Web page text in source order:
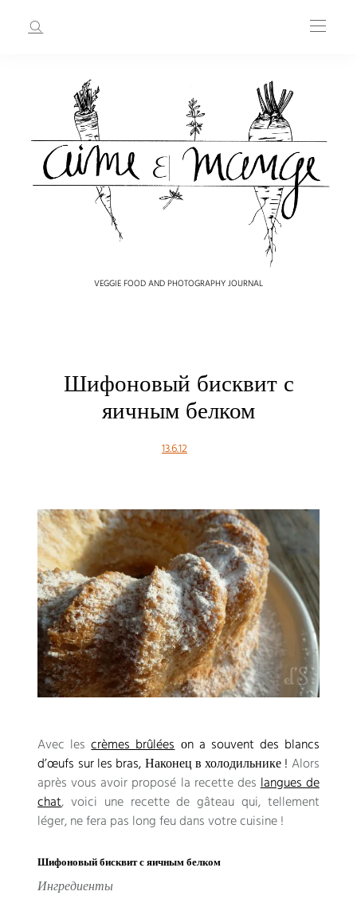
VEGGIE FOOD AND PHOTOGRAPHY JOURNAL
Шифоновый бисквит с
яичным белком
13.6.12
Avec les crèmes brûléesоn a souvent des blancs
d’œufs sur les bras, Наконец в холодильнике ! Alors
après vous avoir proposé la recette des langues de
chat, voici une recette de gâteau qui, tellement
léger,ne fera pas long feu dans votre cuisine!
Шифоновый бисквит с яичным белком
Ингредиенты